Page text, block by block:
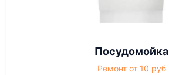
Посудомойка
Ремонт от 10 руб